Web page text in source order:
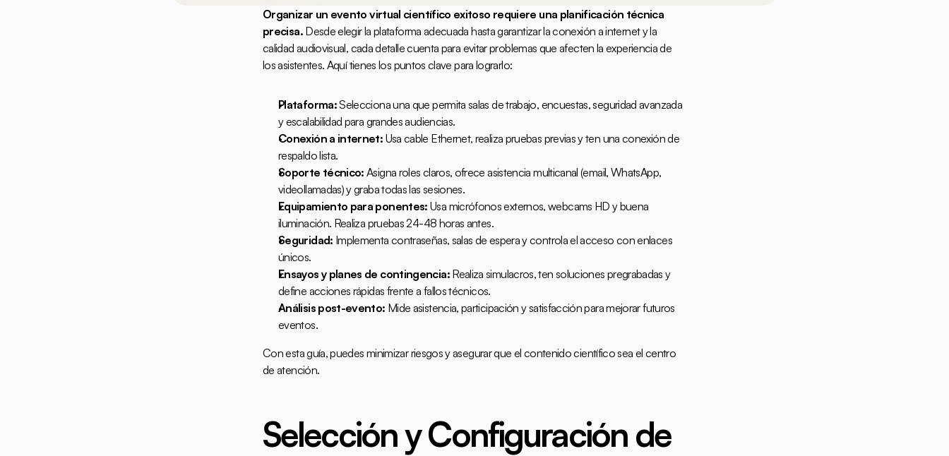
Organizar un evento virtual científico exitoso requiere una planificación técnica
precisa. Desde elegir la plataforma adecuada hasta garantizar la conexión a internet y la
calidad audiovisual, cada detalle cuenta para evitar problemas que afecten la experiencia de
los asistentes. Aquí tienes los puntos clave para lograrlo:
Plataforma: Selecciona una que permita salas de trabajo, encuestas, seguridad avanzada
y escalabilidad para grandes audiencias.
Conexión a internet: Usa cable Ethernet, realiza pruebas previas y ten una conexión de
respaldo lista.
Soporte técnico: Asigna roles claros, ofrece asistencia multicanal (email, WhatsApp,
videollamadas) y graba todas las sesiones.
Equipamiento para ponentes: Usa micrófonos externos, webcams HD y buena
iluminación. Realiza pruebas 24-48 horas antes.
Seguridad: Implementa contraseñas, salas de espera y controla el acceso con enlaces
únicos.
Ensayos y planes de contingencia: Realiza simulacros, ten soluciones pregrabadas y
define acciones rápidas frente a fallos técnicos.
Análisis post-evento: Mide asistencia, participación y satisfacción para mejorar futuros
eventos.
Con esta guía, puedes minimizar riesgos y asegurar que el contenido científico sea el centro
de atención.
Selección y Configuración de